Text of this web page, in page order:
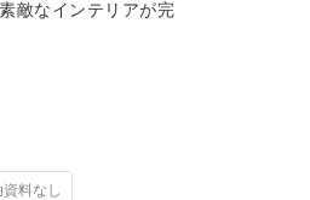
敵なインテリアが完
料なし